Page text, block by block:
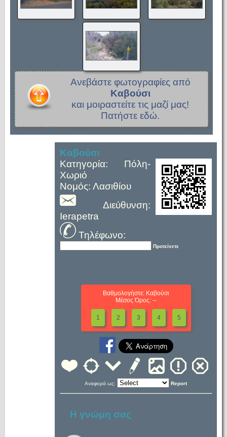
Ανεβάστε φωτογραφίες από
Καβούσι
και μοιραστείτε τις μαζί μας!
Πατήστε εδώ.
Καβούσι
Κατηγορία: Πόλη-
Χωριό
Νομός: Λασιθίου
Διεύθυνση:
Ierapetra
Τηλέφωνο:
Προτείνετε
Βαθμολογήστε: Καβούσι
Μέσος Όρος: --
1 2 3 4 5
Αναφορά ως: Report
Η γνώμη σας